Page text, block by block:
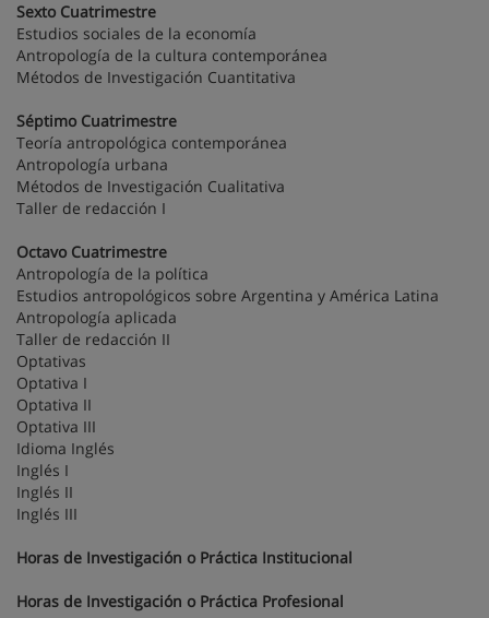
Sexto Cuatrimestre
Estudios sociales de la economía
Antropología de la cultura contemporánea
Métodos de Investigación Cuantitativa
Séptimo Cuatrimestre
Teoría antropológica contemporánea
Antropología urbana
Métodos de Investigación Cualitativa
Taller de redacción I
Octavo Cuatrimestre
Antropología de la política
Estudios antropológicos sobre Argentina y América Latina
Antropología aplicada
Taller de redacción II
Optativas
Optativa I
Optativa II
Optativa III
Idioma Inglés
Inglés I
Inglés II
Inglés III
Horas de Investigación o Práctica Institucional
Horas de Investigación o Práctica Profesional